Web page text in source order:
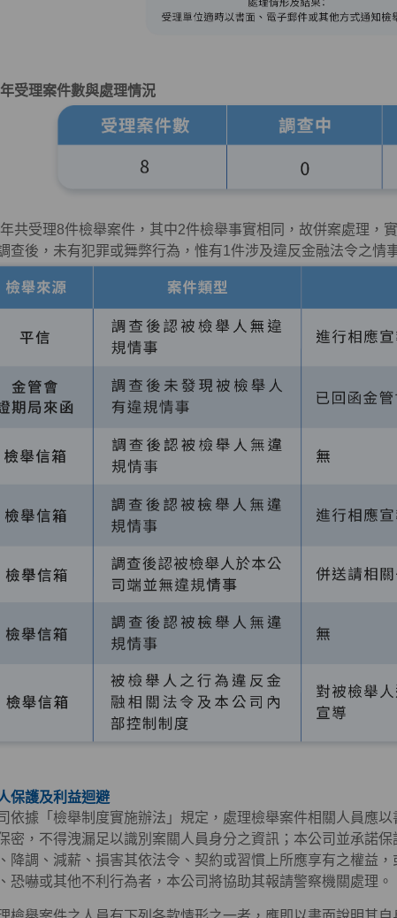
年受理案件數與處理情況
共受理8件檢舉案件，其中2件檢舉事實相同，故併案處理，
查後，未有犯罪或舞弊行為，惟有1 件涉及違反金融法令之情
保護及利益迴避
依據「檢舉制度實施辦法」規定，處理檢舉案件相關人員應
密，不得洩漏足以識別案關人員身分之資訊；本公司並承諾保
降調、減薪、損害其依法令、契約或習慣上所應享有之權益
恐嚇或其他不利行為者，本公司將協助其報請警察機關處理。